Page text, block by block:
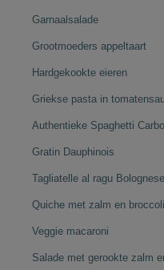
Garnaalsalade
Grootmoeders appeltaart
Hardgekookte eieren
Griekse pasta in
Authentieke Spaghetti
Gratin Dauphinois
Tagliatelle al ragu Bolognese
Quiche met zalm en broccoli
Veggie macaroni
Salade met gerookte zalm